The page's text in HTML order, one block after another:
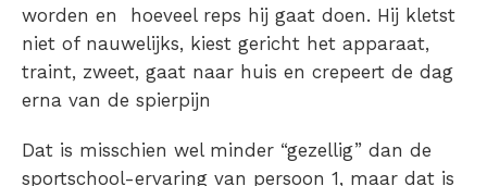
worden en hoeveel reps hij gaat doen. Hij kletst
niet of nauwelijks, kiest gericht het apparaat,
traint, zweet, gaat naar huis en crepeert de dag
erna van de spierpijn
Dat is misschien wel minder “gezellig” dan de
sportschool-ervaring van persoon 1, maar dat is